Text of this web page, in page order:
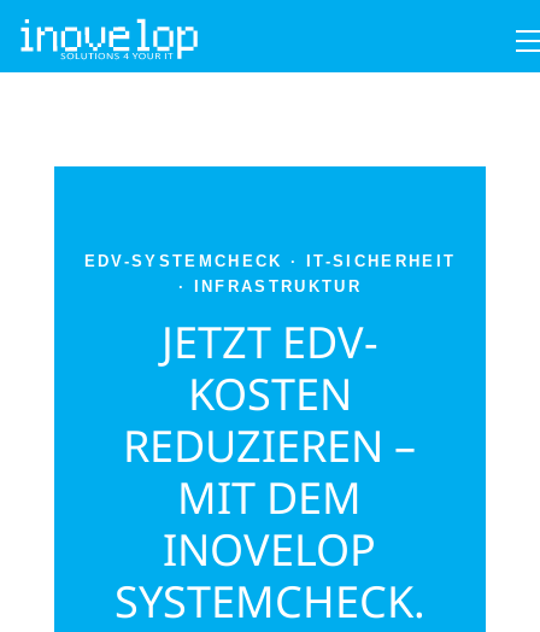
EDV-SYSTEMCHECK · IT-SICHERHEIT
· INFRASTRUKTUR
JETZT EDV-
KOSTEN
REDUZIEREN –
MIT DEM
INOVELOP
SYSTEMCHECK.